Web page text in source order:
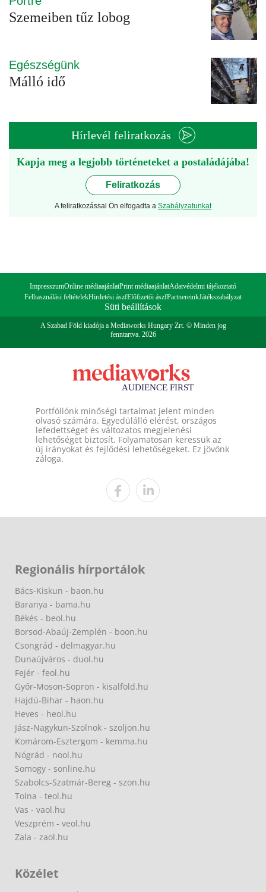
Szemeiben tűz lobog
Egészségünk
Málló idő
Hírlevél feliratkozás
Kapja meg a legjobb történeteket a postaládájába!
Feliratkozás
A feliratkozással Ön elfogadta a Szabályzatunkat
ImpresszumOnline médiaajánlatPrint médiaajánlatAdatvédelmi tájékoztató
Felhasználási feltételekHirdetési ászfElőfizetői ászfPartnereinkJátékszabályzat
Süti beállítások
A Szabad Föld kiadója a Mediaworks Hungary Zrt. © Minden jog
fenntartva. 2026
Portfóliónk minőségi tartalmat jelent minden
olvasó számára. Egyedülálló elérést, országos
lefedettséget és változatos megjelenési
lehetőséget biztosít. Folyamatosan keressük az
új irányokat és fejlődési lehetőségeket. Ez jövőnk
záloga.
Regionális hírportálok
Bács-Kiskun - baon.hu
Baranya - bama.hu
Békés - beol.hu
Borsod-Abaúj-Zemplén - boon.hu
Csongrád - delmagyar.hu
Dunaújváros - duol.hu
Fejér - feol.hu
Győr-Moson-Sopron - kisalfold.hu
Hajdú-Bihar - haon.hu
Heves - heol.hu
Jász-Nagykun-Szolnok - szoljon.hu
Komárom-Esztergom - kemma.hu
Nógrád - nool.hu
Somogy - sonline.hu
Szabolcs-Szatmár-Bereg - szon.hu
Tolna - teol.hu
Vas - vaol.hu
Veszprém - veol.hu
Zala - zaol.hu
Közélet